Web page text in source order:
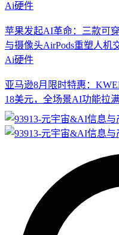
Ai硬件
苹果发起AI革命：三款可
与摄像头AirPods重塑人机
Ai硬件
亚马逊8月限时特惠：
18美元，全场景AI功能拉